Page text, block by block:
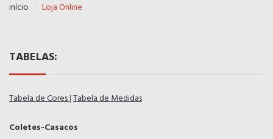
início Loja Online
TABELAS:
Tabela de Cores|Tabela de Medidas
Coletes-Casacos